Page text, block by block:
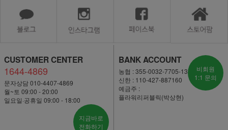
CUSTOMER CENTER
1644-4869
문자상담 010-4407-4869
월~토 09:00 - 20:00
일요일·공휴일 09:00 - 18:00
지금바로
전화하기
BANK ACCOUNT
농협 : 355-0032-7705-13
신한 : 110-427-887160
예금주 :
플라워리퍼블릭(박상현)
비회원
1:1 문의